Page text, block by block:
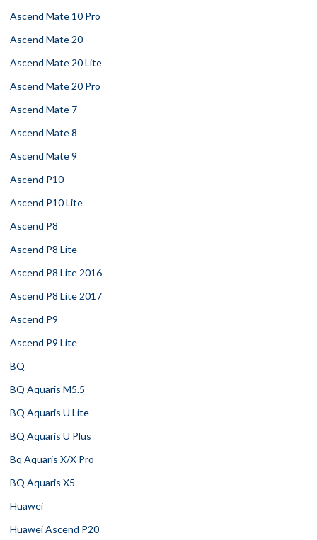
Ascend Mate 10 Pro
Ascend Mate 20
Ascend Mate 20 Lite
Ascend Mate 20 Pro
Ascend Mate 7
Ascend Mate 8
Ascend Mate 9
Ascend P10
Ascend P10 Lite
Ascend P8
Ascend P8 Lite
Ascend P8 Lite 2016
Ascend P8 Lite 2017
Ascend P9
Ascend P9 Lite
BQ
BQ Aquaris M5.5
BQ Aquaris U Lite
BQ Aquaris U Plus
Bq Aquaris X/X Pro
BQ Aquaris X5
Huawei
Huawei Ascend P20